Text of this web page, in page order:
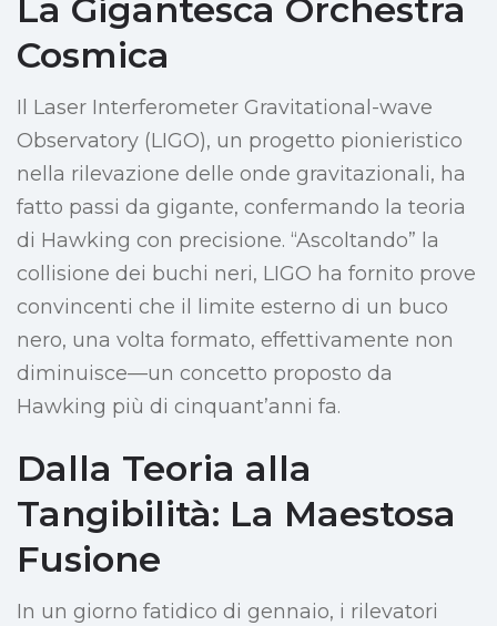
La Gigantesca Orchestra
Cosmica
Il Laser Interferometer Gravitational-wave
Observatory (LIGO), un progetto pionieristico
nella rilevazione delle onde gravitazionali, ha
fatto passi da gigante, confermando la teoria
di Hawking con precisione. “Ascoltando” la
collisione dei buchi neri, LIGO ha fornito prove
convincenti che il limite esterno di un buco
nero, una volta formato, effettivamente non
diminuisce—un concetto proposto da
Hawking più di cinquant’anni fa.
Dalla Teoria alla
Tangibilità: La Maestosa
Fusione
In un giorno fatidico di gennaio, i rilevatori